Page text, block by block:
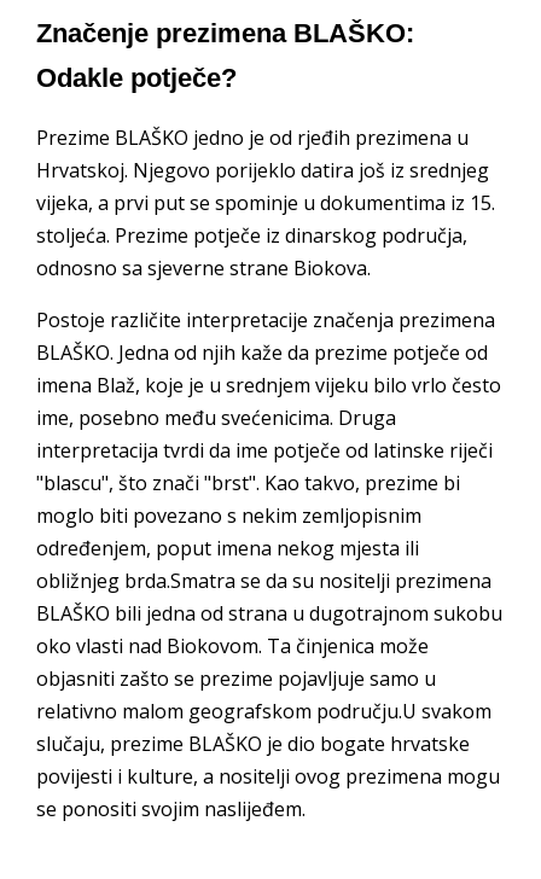
Značenje prezimena BLAŠKO:
Odakle potječe?
Prezime BLAŠKO jedno je od rjeđih prezimena u
Hrvatskoj. Njegovo porijeklo datira još iz srednjeg
vijeka, a prvi put se spominje u dokumentima iz 15.
stoljeća. Prezime potječe iz dinarskog područja,
odnosno sa sjeverne strane Biokova.
Postoje različite interpretacije značenja prezimena
BLAŠKO. Jedna od njih kaže da prezime potječe od
imena Blaž, koje je u srednjem vijeku bilo vrlo često
ime, posebno među svećenicima. Druga
interpretacija tvrdi da ime potječe od latinske riječi
"blascu", što znači "brst". Kao takvo, prezime bi
moglo biti povezano s nekim zemljopisnim
određenjem, poput imena nekog mjesta ili
obližnjeg brda.Smatra se da su nositelji prezimena
BLAŠKO bili jedna od strana u dugotrajnom sukobu
oko vlasti nad Biokovom. Ta činjenica može
objasniti zašto se prezime pojavljuje samo u
relativno malom geografskom području.U svakom
slučaju, prezime BLAŠKO je dio bogate hrvatske
povijesti i kulture, a nositelji ovog prezimena mogu
se ponositi svojim naslijeđem.